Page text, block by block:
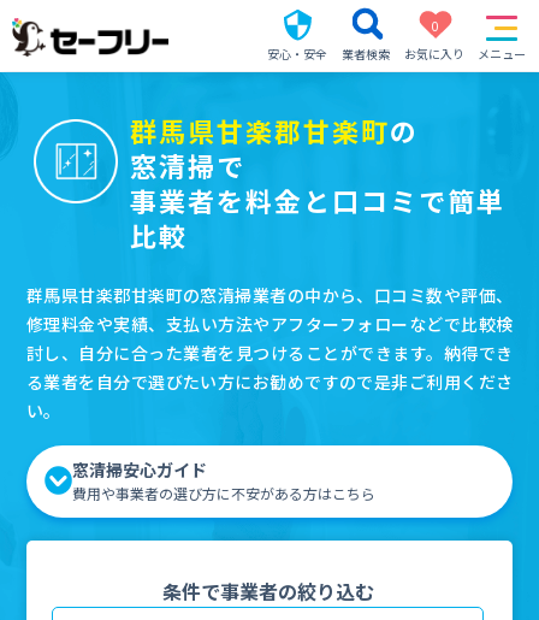
安心・安全 業者検索
0
お気に入り
メニュー
群馬県甘楽郡甘楽町の
窓清掃で
事業者を料金と口コミで簡単
比較
群馬県甘楽郡甘楽町の窓清掃業者の中から、口コミ数や評価、
修理料金や実績、支払い方法やアフターフォローなどで比較検
討し、自分に合った業者を見つけることができます。納得でき
る業者を自分で選びたい方にお勧めですので是非ご利用くださ
い。
窓清掃安心ガイド
費用や事業者の選び方に不安がある方はこちら
条件で事業者の絞り込む